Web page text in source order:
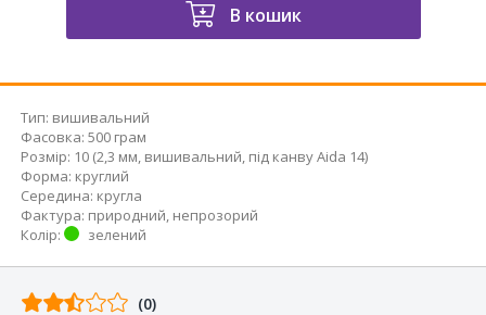
В кошик
Тип: вишивальний
Фасовка: 500 грам
Розмір: 10 (2,3 мм, вишивальний, під канву Aida 14)
Форма: круглий
Середина: кругла
Фактура: природний, непрозорий
Колір: зелений
Відгуків
(0)